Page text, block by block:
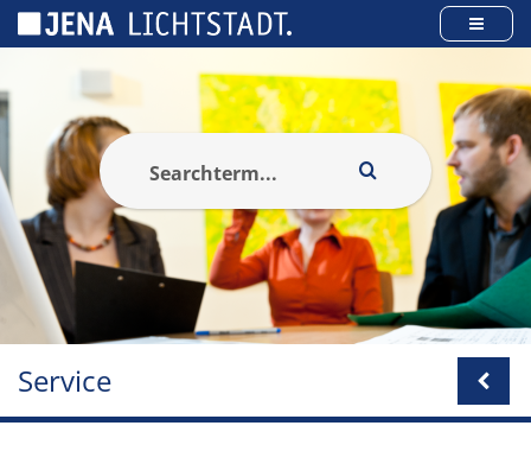
Service
Панель керування кукі